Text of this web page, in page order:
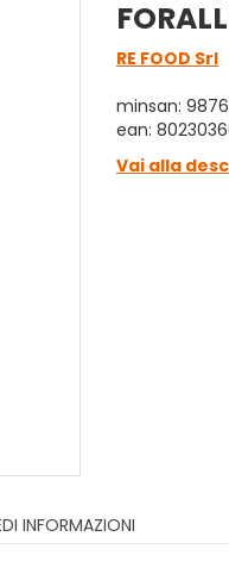
RE FOOD Srl
minsan:
ean:
Vai alla
INFORMAZIONI